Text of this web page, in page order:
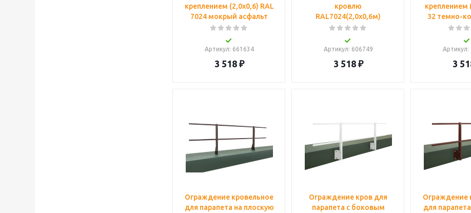
креплением (2,0х0,6) RAL
7024 мокрый асфальт
Артикул: 661634
3 518₽
кровлю
RAL7024(2,0х0,6м)
Артикул: 606749
3 518₽
креплением
32 темно-
Артикул:
3
Ограждение кровельное
для парапета на плоскую
Ограждение кров для
парапета с боковым
Ограждение
для